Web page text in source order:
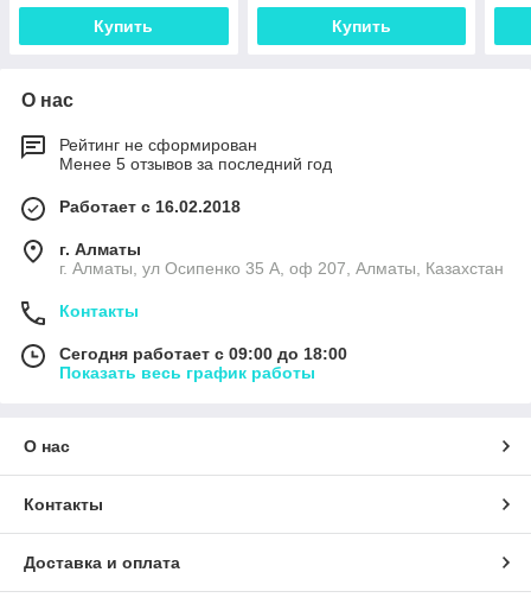
Купить Купить
О нас
Рейтинг не сформирован
Менее 5 отзывов за последний год
Работает с 16.02.2018
г. Алматы
г. Алматы, ул Осипенко 35 А, оф 207, Алматы, Казахстан
Контакты
Сегодня работает с 09:00 до 18:00
Показать весь график работы
О нас
Контакты
Доставка и оплата